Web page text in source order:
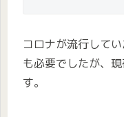
コロナが流行して
も必要でしたが、
す。